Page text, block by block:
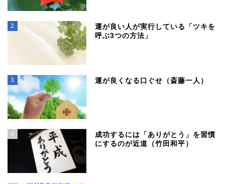
2
運が良い人が実行している「ツキを
呼ぶ3つの方法」
3 運が良くなる口ぐせ（斎藤一人）
4
成功するには「ありがとう」を習慣
にするのが近道（竹田和平）